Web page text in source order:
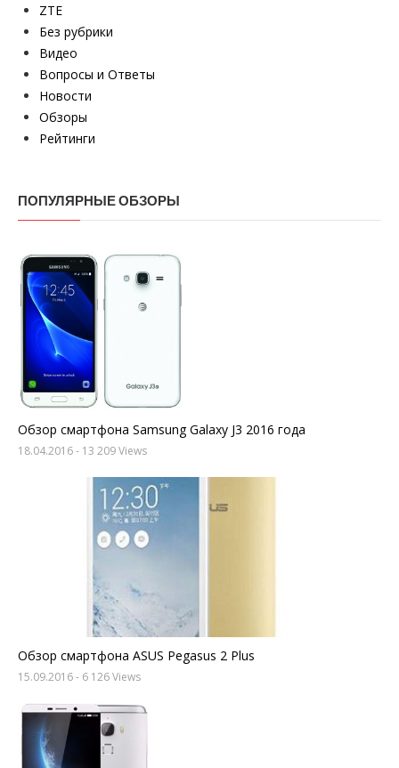
ZTE
Без рубрики
Видео
Вопросы и Ответы
Новости
Обзоры
Рейтинги
ПОПУЛЯРНЫЕ ОБЗОРЫ
Обзор смартфона Samsung Galaxy J3 2016 года
18.04.2016- 13 209 Views
Обзор смартфона ASUS Pegasus 2 Plus
15.09.2016- 6 126 Views